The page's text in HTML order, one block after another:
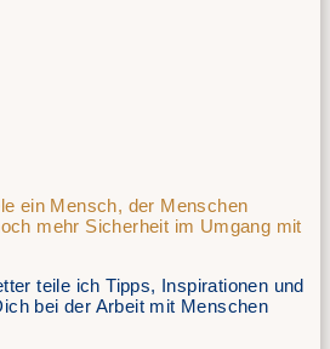
ein Mensch, der Menschen
mehr Sicherheit im Umgang mit
teile ich Tipps, Inspirationen und
bei der Arbeit mit Menschen